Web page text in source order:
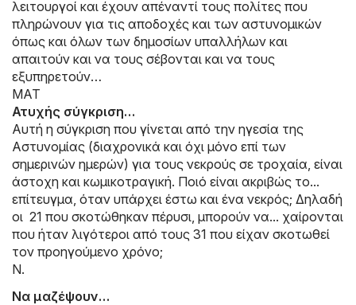
λειτουργοί και έχουν απέναντί τους πολίτες που
πληρώνουν για τις αποδοχές και των αστυνομικών
όπως και όλων των δημοσίων υπαλλήλων και
απαιτούν και να τους σέβονται και να τους
εξυπηρετούν…
ΜΑΤ
Ατυχής σύγκριση…
Αυτή η σύγκριση που γίνεται από την ηγεσία της
Αστυνομίας (διαχρονικά και όχι μόνο επί των
σημερινών ημερών) για τους νεκρούς σε τροχαία, είναι
άστοχη και κωμικοτραγική. Ποιό είναι ακριβώς το...
επίτευγμα, όταν υπάρχει έστω και ένα νεκρός; Δηλαδή
οι 21 που σκοτώθηκαν πέρυσι, μπορούν να... χαίρονται
που ήταν λιγότεροι από τους 31 που είχαν σκοτωθεί
τον προηγούμενο χρόνο;
Ν.
Να μαζέψουν…